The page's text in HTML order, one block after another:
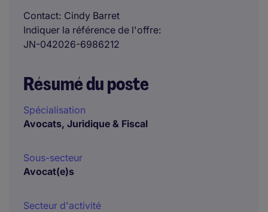
Contact Cindy Barret
Indiquer la référence de l'offre
JN-042026-6986212
Résumé du poste
Spécialisation
Avocats, Juridique & Fiscal
Sous-secteur
Avocat(e)s
Secteur d'activité